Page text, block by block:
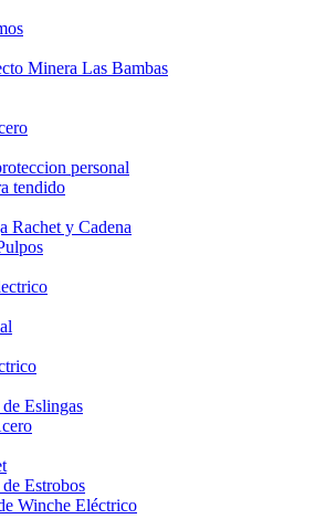
Minera Las Bambas
personal
tendido
Rachet y Cadena
Eslingas
Estrobos
Winche Eléctrico